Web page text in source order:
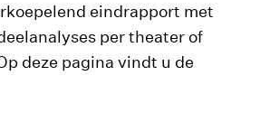
eindrapport met
per theater of
deze pagina vindt u de